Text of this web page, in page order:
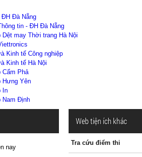
ĐH Đà Nẵng
tin - ĐH Đà Nẵng
may Thời trang Hà Nội
Kinh tế Công nghiệp
Kinh tế Hà Nội
Cẩm Phả
Hưng Yên
In
Nam Định
nay
Web tiện ích khác
Tra cứu điểm thi